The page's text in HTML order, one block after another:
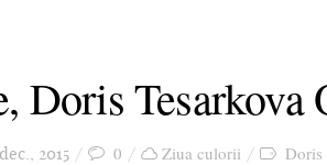
Doris Tesarkova
2015 0 Ziua culorii Doris